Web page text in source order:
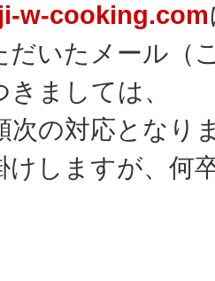
w-cooking.com
だいたメール（
ましては、
次の対応となり
けしますが、何